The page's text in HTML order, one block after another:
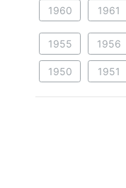
1960 1961
1955 1956
1950 1951